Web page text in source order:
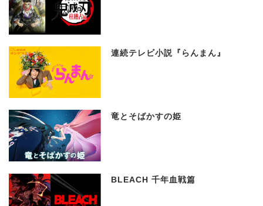
連続テレビ小説『らんまん』
竜とそばかすの姫
BLEACH 千年血戦篇